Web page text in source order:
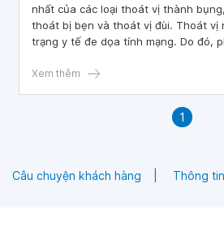
nhất của các loại thoát vị thành
thoát bị bẹn và thoát vị đùi. Thoát vị
trạng y tế đe dọa tính mạng. Do đó,
Xem thêm
1
Câu chuyện khách hàng Thông